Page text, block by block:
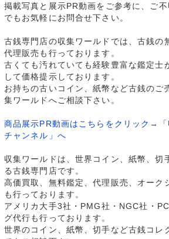
掲載写真と展示PR動画をご参考に、ご
でもお気軽にお問合せ下さい。
古銭専門店の収集ワールドでは、古銭の
代理販売も行っております。
古くても汚れていても経験豊富な鑑定士
して価格提示しております。
お持ちの古いコイン、紙幣など古銭のご
集ワールドへご相談下さい。
商品展示PR動画はこちらをクリック→
チャンネル」へ
収集ワールドは、世界コイン、紙幣、切
る古銭専門店です。
高価買取、無料鑑定、代理販売、オーク
も行っております。
アメリカ大手3社・PMG社・NGC社・
グ代行も行っております。
世界のコイン、紙幣、切手など古銭コレ